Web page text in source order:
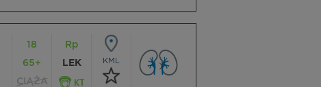
18
65+
CIĄŻA
Rp
LEK
KML